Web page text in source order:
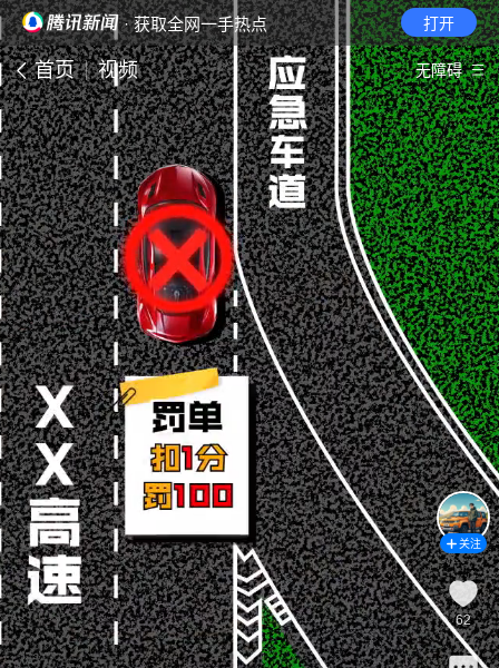
· 获取全网一手热点 打开
首页 视频 无障碍
关注
62